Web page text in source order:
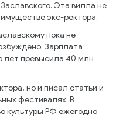
Эта вилла не
экс-ректора.
пока не
Зарплата
лет превысила 40 млн
но и писал статьи и
фестивалях. В
культуры РФ ежегодно